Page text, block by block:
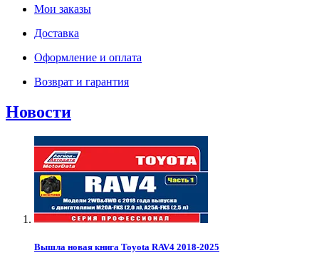
Мои заказы
Доставка
Оформление и оплата
Возврат и гарантия
Новости
Вышла новая книга Toyota RAV4 2018-2025